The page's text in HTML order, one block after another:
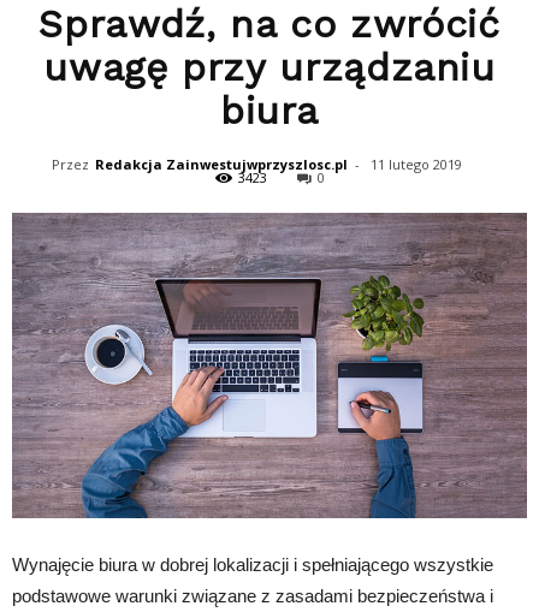
Sprawdź, na co zwrócić
uwagę przy urządzaniu
biura
Przez Redakcja Zainwestujwprzyszlosc.pl - 11 lutego 2019
3423 0
Wynajęcie biura w dobrej lokalizacji i spełniającego wszystkie
podstawowe warunki związane z zasadami bezpieczeństwa i